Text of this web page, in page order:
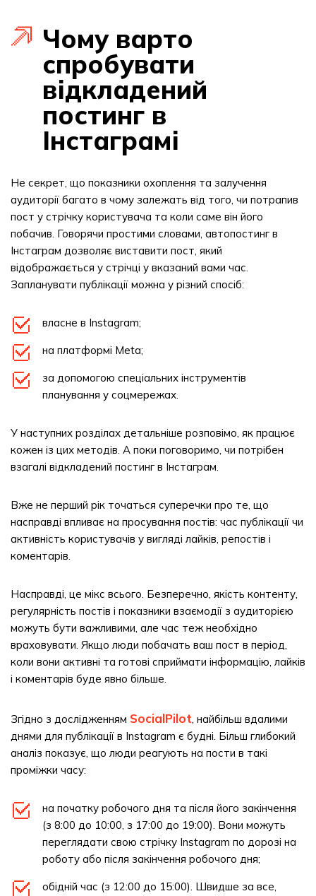
Чому варто
спробувати
відкладений
постинг в
Інстаграмі
Не секрет, що показники охоплення та залучення
аудиторії багато в чому залежать від того, чи потрапив
пост у стрічку користувача та коли саме він його
побачив. Говорячи простими словами, автопостинг в
Інстаграм дозволяє виставити пост, який
відображається у стрічці у вказаний вами час.
Запланувати публікації можна у різний спосіб:
власне в Instagram;
на платформі Meta;
за допомогою спеціальних інструментів
планування у соцмережах.
У наступних розділах детальніше розповімо, як працює
кожен із цих методів. А поки поговоримо, чи потрібен
взагалі відкладений постинг в Інстаграм.
Вже не перший рік точаться суперечки про те, що
насправді впливає на просування постів: час публікації чи
активність користувачів у вигляді лайків, репостів і
коментарів.
Насправді, це мікс всього. Безперечно, якість контенту,
регулярність постів і показники взаємодії з аудиторією
можуть бути важливими, але час теж необхідно
враховувати. Якщо люди побачать ваш пост в період,
коли вони активні та готові сприймати інформацію, лайків
і коментарів буде явно більше.
Згідно з дослідженням SocialPilot, найбільш вдалими
днями для публікації в Instagram є будні. Більш глибокий
аналіз показує, що люди реагують на пости в такі
проміжки часу:
на початку робочого дня та після його закінчення
(з 8:00 до 10:00, з 17:00 до 19:00). Вони можуть
переглядати свою стрічку Instagram по дорозі на
роботу або після закінчення робочого дня;
обідній час (з 12:00 до 15:00). Швидше за все,